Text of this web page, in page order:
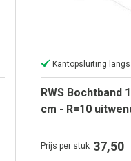
Kantopsluiting
RWS Bochtband
cm - R=10
Prijs per stuk 37,50